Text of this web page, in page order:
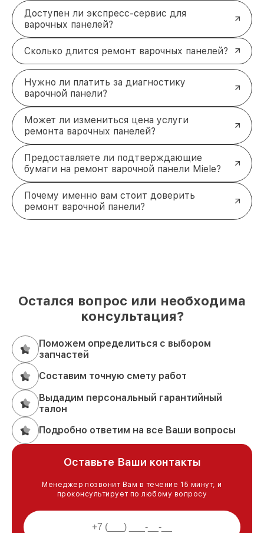
лучше!
Доступен ли экспресс-сервис для
варочных панелей?
Сколько длится ремонт варочных панелей?
Нужно ли платить за диагностику
варочной панели?
Может ли измениться цена услуги
ремонта варочных панелей?
Предоставляете ли подтверждающие
бумаги на ремонт варочной панели Miele?
Почему именно вам стоит доверить
ремонт варочной панели?
Остался вопрос или необходима
консультация?
Поможем определиться с выбором
запчастей
Составим точную смету работ
Выдадим персональный гарантийный
талон
Подробно ответим на все Ваши вопросы
Оставьте Ваши контакты
Менеджер позвонит Вам в течение 15 минут, и
проконсультирует по любому вопросу